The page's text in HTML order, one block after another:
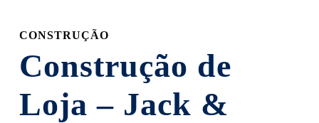
CONSTRUÇÃO
Construção de
Loja – Jack &